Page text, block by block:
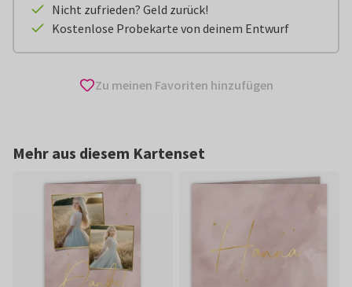
Nicht zufrieden? Geld zurück!
Kostenlose Probekarte von deinem Entwurf
Zu meinen Favoriten hinzufügen
Mehr aus diesem Kartenset